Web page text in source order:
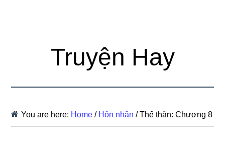
Truyện Hay
You are here: Home / Hôn nhân /Thế thân: Chương 8